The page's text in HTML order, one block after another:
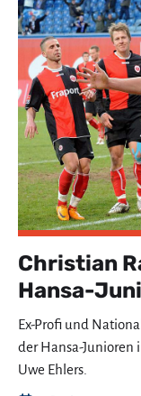
Christian
Hansa-
Ex-Profi und
der Hansa-Junioren
Uwe Ehlers.